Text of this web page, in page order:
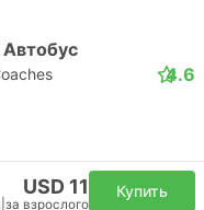
4.6
USD 11
за взрослого
Купить